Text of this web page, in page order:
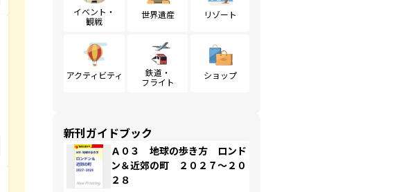
イベント・
観戦
世界遺産 リゾート
アクティビティ
鉄道・
フライト
ショップ
新刊ガイドブック
Ａ０３ 地球の歩き方 ロンド
ン＆近郊の町 ２０２７～２０
２８